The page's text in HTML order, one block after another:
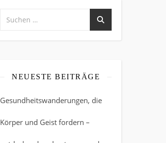
NEUESTE BEITRÄGE
Gesundheitswanderungen, die
Körper und Geist fordern –